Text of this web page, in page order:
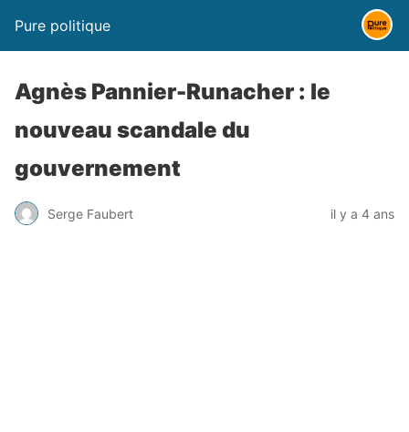
Pure politique
Agnès Pannier-Runacher : le
nouveau scandale du
gouvernement
Serge Faubert il y a 4 ans